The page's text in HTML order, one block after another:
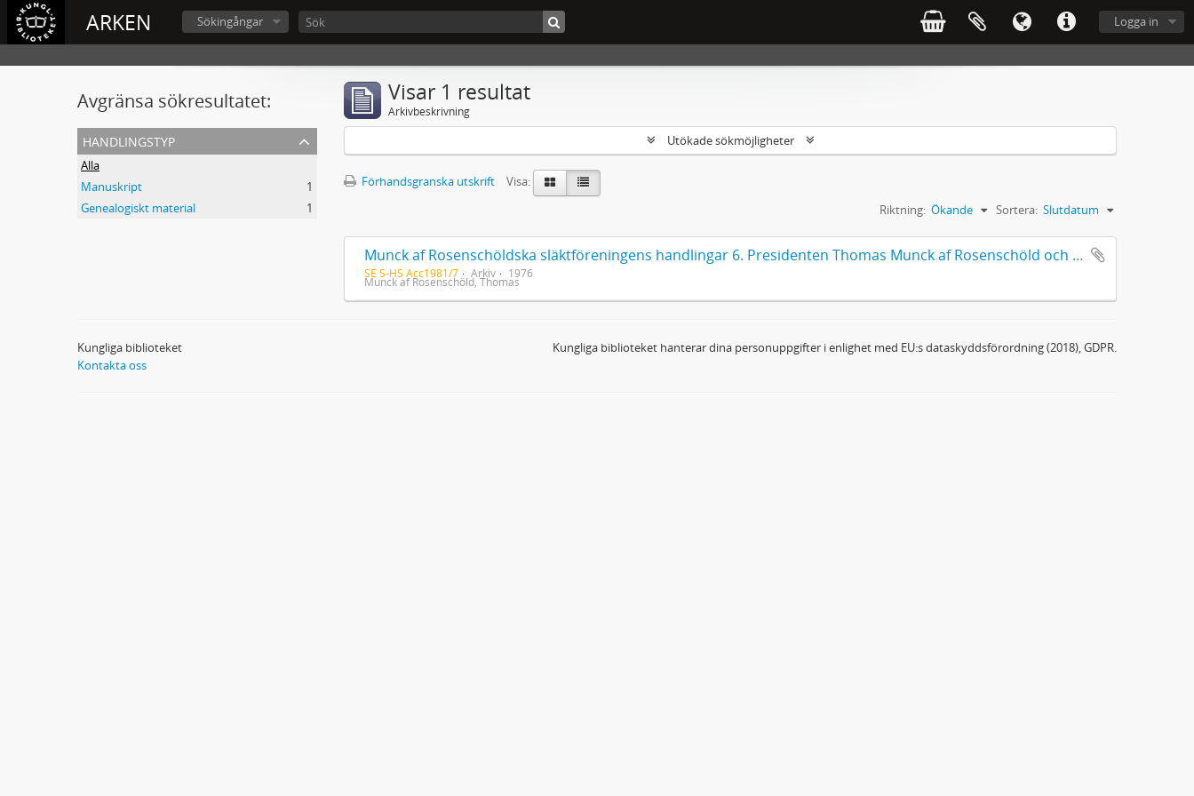
ARKEN Logga in
Sökingångar
Avgränsa sökresultatet:
handlingstyp
Alla
Manuskript
1
Genealogiskt material
1
Visar 1 resultat
Arkivbeskrivning
Utökade sökmöjligheter
Förhandsgranska utskrift
Visa:
Sortera: Slutdatum
Riktning: Ökande
Munck af Rosenschöldska släktföreningens handlingar 6. Presidenten Thomas Munck af Rosenschöld och hans hustru Augusta Malmborg
SE S-HS Acc1981/7 Arkiv 1976
Munck af Rosenschöld, Thomas
Kungliga biblioteket
Kontakta oss
Kungliga biblioteket hanterar dina personuppgifter i enlighet med EU:s dataskyddsförordning (2018), GDPR.